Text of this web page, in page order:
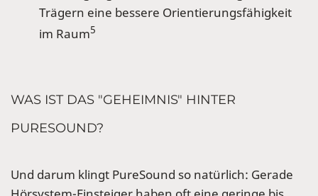
Trägern eine bessere Orientierungsfähigkeit
im Raum5
WAS IST DAS "GEHEIMNIS" HINTER
PURESOUND?
Und darum klingt PureSound so natürlich: Gerade